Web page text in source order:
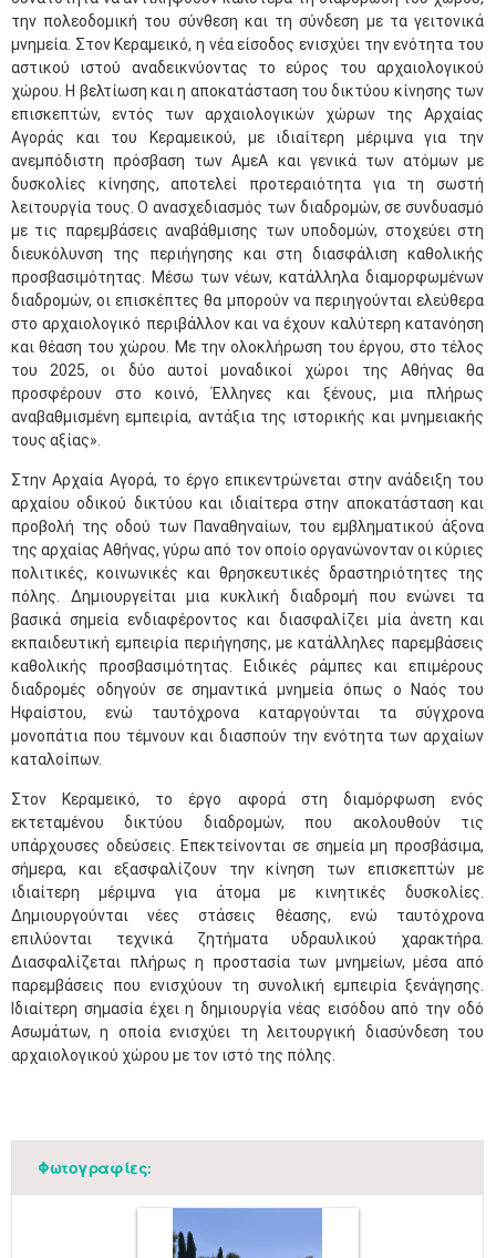
την πολεοδομική του σύνθεση και τη σύνδεση με τα γειτονικά
μνημεία. Στον Κεραμεικό, η νέα είσοδος ενισχύει την ενότητα του
αστικού ιστού αναδεικνύοντας το εύρος του αρχαιολογικού
χώρου. Η βελτίωση και η αποκατάσταση του δικτύου κίνησης των
επισκεπτών, εντός των αρχαιολογικών χώρων της Αρχαίας
Αγοράς και του Κεραμεικού, με ιδιαίτερη μέριμνα για την
ανεμπόδιστη πρόσβαση των ΑμεΑ και γενικά των ατόμων με
δυσκολίες κίνησης, αποτελεί προτεραιότητα για τη σωστή
λειτουργία τους. Ο ανασχεδιασμός των διαδρομών, σε συνδυασμό
με τις παρεμβάσεις αναβάθμισης των υποδομών, στοχεύει στη
διευκόλυνση της περιήγησης και στη διασφάλιση καθολικής
προσβασιμότητας. Μέσω των νέων, κατάλληλα διαμορφωμένων
διαδρομών, οι επισκέπτες θα μπορούν να περιηγούνται ελεύθερα
στο αρχαιολογικό περιβάλλον και να έχουν καλύτερη κατανόηση
και θέαση του χώρου. Με την ολοκλήρωση του έργου, στο τέλος
του 2025, οι δύο αυτοί μοναδικοί χώροι της Αθήνας θα
προσφέρουν στο κοινό, Έλληνες και ξένους, μια πλήρως
αναβαθμισμένη εμπειρία, αντάξια της ιστορικής και μνημειακής
τους αξίας».
Στην Αρχαία Αγορά, το έργο επικεντρώνεται στην ανάδειξη του
αρχαίου οδικού δικτύου και ιδιαίτερα στην αποκατάσταση και
προβολή της οδού των Παναθηναίων, του εμβληματικού άξονα
της αρχαίας Αθήνας, γύρω από τον οποίο οργανώνονταν οι κύριες
πολιτικές, κοινωνικές και θρησκευτικές δραστηριότητες της
πόλης. Δημιουργείται μια κυκλική διαδρομή που ενώνει τα
βασικά σημεία ενδιαφέροντος και διασφαλίζει μία άνετη και
εκπαιδευτική εμπειρία περιήγησης, με κατάλληλες παρεμβάσεις
καθολικής προσβασιμότητας. Ειδικές ράμπες και επιμέρους
διαδρομές οδηγούν σε σημαντικά μνημεία όπως ο Ναός του
Ηφαίστου, ενώ ταυτόχρονα καταργούνται τα σύγχρονα
μονοπάτια που τέμνουν και διασπούν την ενότητα των αρχαίων
καταλοίπων.
Στον Κεραμεικό, το έργο αφορά στη διαμόρφωση ενός
εκτεταμένου δικτύου διαδρομών, που ακολουθούν τις
υπάρχουσες οδεύσεις. Επεκτείνονται σε σημεία μη προσβάσιμα,
σήμερα, και εξασφαλίζουν την κίνηση των επισκεπτών με
ιδιαίτερη μέριμνα για άτομα με κινητικές δυσκολίες.
Δημιουργούνται νέες στάσεις θέασης, ενώ ταυτόχρονα
επιλύονται τεχνικά ζητήματα υδραυλικού χαρακτήρα.
Διασφαλίζεται πλήρως η προστασία των μνημείων, μέσα από
παρεμβάσεις που ενισχύουν τη συνολική εμπειρία ξενάγησης.
Ιδιαίτερη σημασία έχει η δημιουργία νέας εισόδου από την οδό
Ασωμάτων, η οποία ενισχύει τη λειτουργική διασύνδεση του
αρχαιολογικού χώρου με τον ιστό της πόλης.
Φωτογραφίες: